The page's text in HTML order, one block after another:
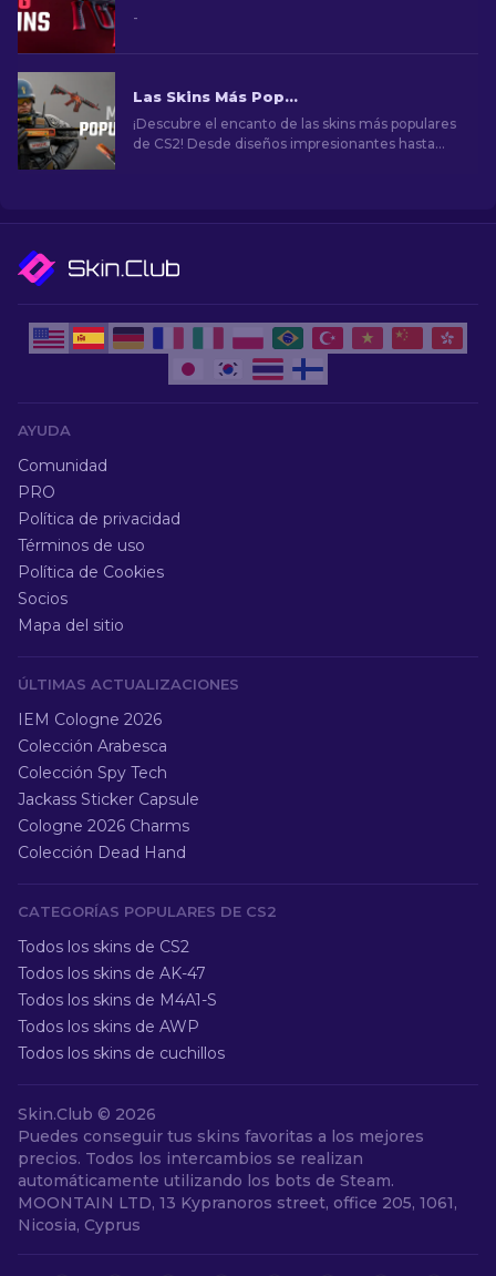
-
Las Skins Más Populares en CS2
¡Descubre el encanto de las skins más populares
de CS2! Desde diseños impresionantes hasta
AYUDA
Comunidad
PRO
Política de privacidad
Términos de uso
Política de Cookies
Socios
Mapa del sitio
ÚLTIMAS ACTUALIZACIONES
IEM Cologne 2026
Colección Arabesca
Colección Spy Tech
Jackass Sticker Capsule
Cologne 2026 Charms
Colección Dead Hand
CATEGORÍAS POPULARES DE CS2
Todos los skins de CS2
Todos los skins de AK-47
Todos los skins de M4A1-S
Todos los skins de AWP
Todos los skins de cuchillos
Skin.Club © 2026
Puedes conseguir tus skins favoritas a los mejores
precios. Todos los intercambios se realizan
automáticamente utilizando los bots de Steam.
MOONTAIN LTD, 13 Kypranoros street, office 205, 1061,
Nicosia, Cyprus